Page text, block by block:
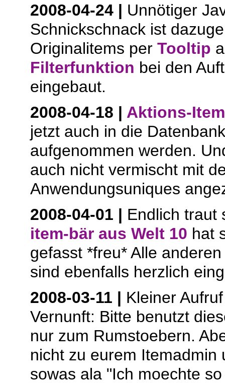
2008-04-24 | Unnötiger
Schnickschnack ist
Originalitems per Tooltip
Filterfunktion bei den
eingebaut.
2008-04-18 | Aktions-
jetzt auch in die Datenbank
aufgenommen werden.
auch nicht vermischt mit
Anwendungsuniques
2008-04-01 | Endlich traut
item-bär aus Welt 10 hat
gefasst *freu* Alle
sind ebenfalls herzlich
2008-03-11 | Kleiner
Vernunft: Bitte benutzt
nur zum Rumstoebern.
nicht zu eurem Itemadmin
sowas ala "Ich moechte